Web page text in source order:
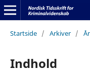
Startside / Arkiver /
Indhold